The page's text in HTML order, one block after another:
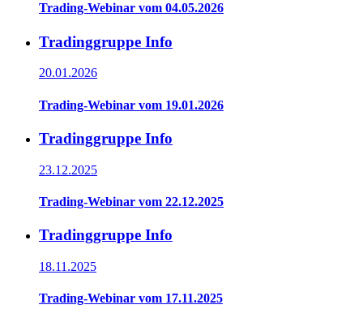
Trading-Webinar vom 04.05.2026
Tradinggruppe Info
20.01.2026
Trading-Webinar vom 19.01.2026
Tradinggruppe Info
23.12.2025
Trading-Webinar vom 22.12.2025
Tradinggruppe Info
18.11.2025
Trading-Webinar vom 17.11.2025